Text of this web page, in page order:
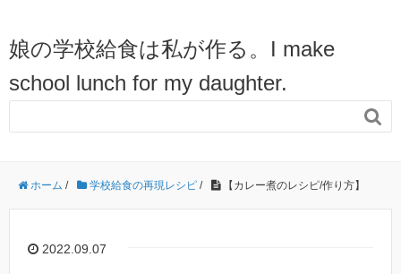
娘の学校給食は私が作る。I make
school lunch for my daughter.

ホーム / 学校給食の再現レシピ / 【カレー煮のレシピ/作り方】
2022.09.07